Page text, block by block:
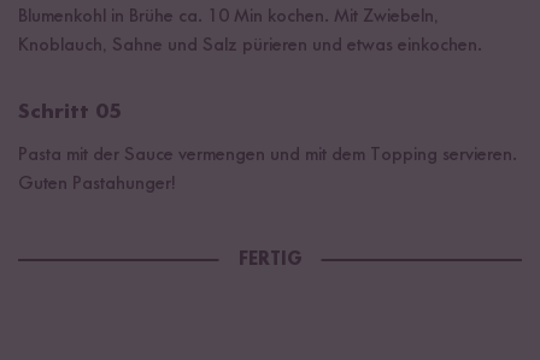
Blumenkohl in Brühe ca. 10 Min kochen. Mit Zwiebeln,
Knoblauch, Sahne und Salz pürieren und etwas einkochen.
Schritt 05
Pasta mit der Sauce vermengen und mit dem Topping servieren.
Guten Pastahunger!
FERTIG